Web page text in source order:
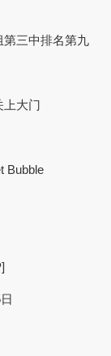
第三中排名第九
上大门
Bubble